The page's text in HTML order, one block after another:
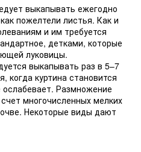
выкапывать ежегодно
пожелтели листья. Как и
и им требуется
детками, которые
луковицы.
выкапывать раз в 5–7
когда куртина становится
Размножение
многочисленных мелких
Некоторые виды дают